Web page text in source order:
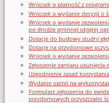
Wniosek o płatność z
Wniosek o wydanie decyzji o
Wniosek o wydanie
po drodze gminnej objętej
Dotacje do budowy studni
Dotacje na przydomowe
Wniosek o wydanie
Zgłoszenie zamiaru usunięcia
Uzgodnienie zasad
Wydanie opinii na
Formularz zgłoszenia do
przydomowych oczyszczalni